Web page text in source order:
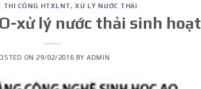
THI CÔNG HTXLNT,XỬ LÝ NƯỚC THẢI
xử lý nước thải sinh hoạt
ON 29/02/2016 BYADMIN